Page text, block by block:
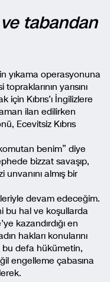
tabandan
yıkama operasyonuna
yarısını
Kıbrıs’ı İngilizlere
ilan edilirken
Ecevitsiz Kıbrıs
benim” diye
bizzat savaşıp,
almış bir
devam edeceğim.
bu hal ve koşullarda
kazandırdığı en
hakları konularını
bu defa hükümetin,
engelleme çabasına